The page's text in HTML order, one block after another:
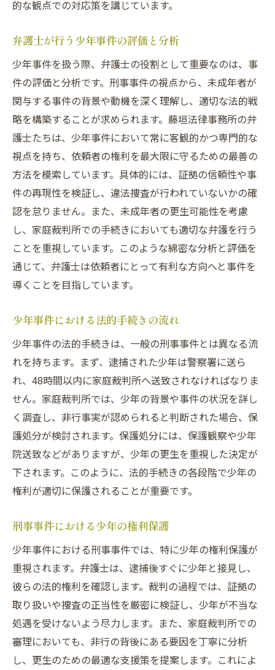
的な観点での対応策を講じています。
弁護士が行う少年事件の評価と分析
少年事件を扱う際、弁護士の役割として重要なのは、事
件の評価と分析です。刑事事件の視点から、未成年者が
関与する事件の背景や動機を深く理解し、適切な法的戦
略を構築することが求められます。藤垣法律事務所の弁
護士たちは、少年事件において常に客観的かつ専門的な
視点を持ち、依頼者の権利を最大限に守るための最善の
方法を模索しています。具体的には、証拠の信頼性や事
件の再現性を検証し、違法捜査が行われていないかの確
認を怠りません。また、未成年者の更生可能性を考慮
し、家庭裁判所での手続きにおいても適切な弁護を行う
ことを重視しています。このような綿密な分析と評価を
通じて、弁護士は依頼者にとって有利な方向へと事件を
導くことを目指しています。
少年事件における法的手続きの流れ
少年事件の法的手続きは、一般の刑事事件とは異なる流
れを持ちます。まず、逮捕された少年は警察署に送ら
れ、48時間以内に家庭裁判所へ送致されなければなりま
せん。家庭裁判所では、少年の背景や事件の状況を詳し
く調査し、非行事実が認められると判断された場合、保
護処分が検討されます。保護処分には、保護観察や少年
院送致などがありますが、少年の更生を重視した決定が
下されます。このように、法的手続きの各段階で少年の
権利が適切に保護されることが重要です。
刑事事件における少年の権利保護
少年事件における刑事事件では、特に少年の権利保護が
重視されます。弁護士は、逮捕後すぐに少年と接見し、
彼らの法的権利を確認します。裁判の過程では、証拠の
取り扱いや捜査の正当性を厳密に検証し、少年が不当な
処遇を受けないよう尽力します。また、家庭裁判所での
審理においても、非行の背後にある要因を丁寧に分析
し、更生のための最適な支援策を提案します。これによ